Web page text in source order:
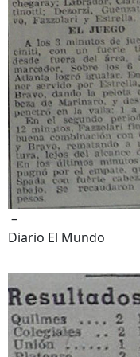
–
Diario El Mundo